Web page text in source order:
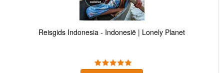
Reisgids Indonesia - Indonesië | Lonely Planet